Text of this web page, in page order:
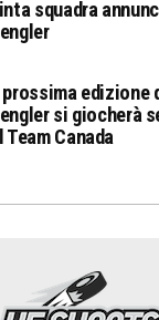
squadra
prossima edizione
si giocherà
Team Canada